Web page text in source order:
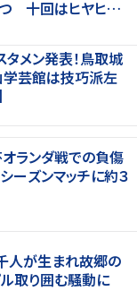
十回はヒヤヒヤ
メン発表！鳥取城
芸館は技巧派左
ランダ戦での負傷
ーズンマッチに約３
人が生まれ故郷の
取り囲む騒動に